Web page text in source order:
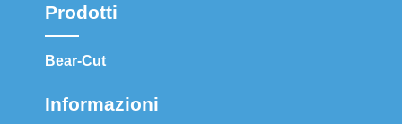
Prodotti
Bear-Cut
Informazioni